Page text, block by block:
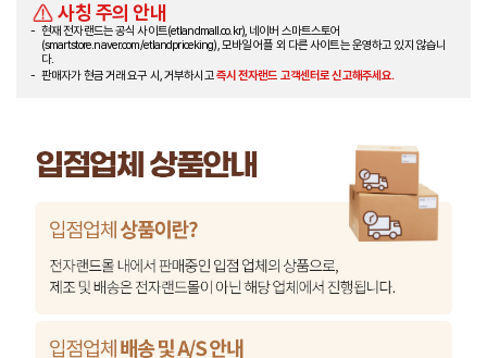
사칭 주의 안내
현재 전자랜드는 공식 사이트(etlandmall.co.kr), 네이버 스마트스토어
(smartstore.naver.com/etlandpriceking), 모바일 어플 외 다른 사이트는 운영하고 있지 않습니
다.
판매자가 현금 거래 요구 시, 거부하시고즉시 전자랜드 고객센터로 신고해주세요.